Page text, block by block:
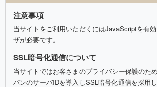
注意事項
当サイトをご利用いただくにはJavaScriptを有
ザが必要です。
SSL暗号化通信について
当サイトではお客さまのプライバシー保護のた
パンのサーバIDを導入しSSL暗号化通信を採用し